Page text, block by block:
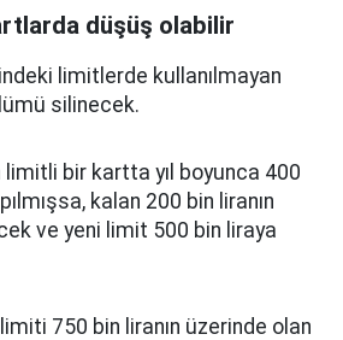
düşüş olabilir
limitlerde kullanılmayan
silinecek.
limitli bir kartta yıl boyunca 400
kalan 200 bin liranın
ve yeni limit 500 bin liraya
750 bin liranın üzerinde olan